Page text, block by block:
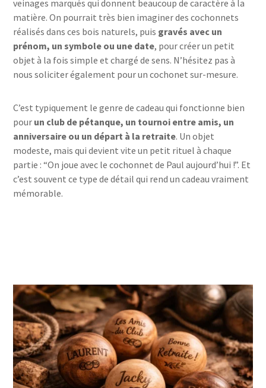
veinages marqués qui donnent beaucoup de caractère à la
matière. On pourrait très bien imaginer des cochonnets
réalisés dans ces bois naturels, puis gravés avec un
prénom, un symbole ou une date, pour créer un petit
objet à la fois simple et chargé de sens. N’hésitez pas à
nous soliciter également pour un cochonet sur-mesure.
C’est typiquement le genre de cadeau qui fonctionne bien
pour un club de pétanque, un tournoi entre amis, un
anniversaire ou un départ à la retraite. Un objet
modeste, mais qui devient vite un petit rituel à chaque
partie : “On joue avec le cochonnet de Paul aujourd’hui !”. Et
c’est souvent ce type de détail qui rend un cadeau vraiment
mémorable.